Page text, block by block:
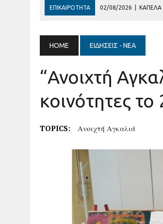
ΕΠΙΚΑΙΡΌΤΗΤΑ 02/08/2026
29/07/2026 | ΤΊ ΓΥΑΛΙΆ ΗΛΊΟΥ ΦΟΡΆΤΕ;
03/08/2026 ΕΛΛΗΝΙΚΉ ΚΑΡΔΙΟΛΟΓΙΚΉ
HOME ΕΙΔΉΣΕΙΣ - ΝΈΑ
“Ανοιχτή
κοινότητες το
TOPICS: Ανοιχτή Αγκαλιά